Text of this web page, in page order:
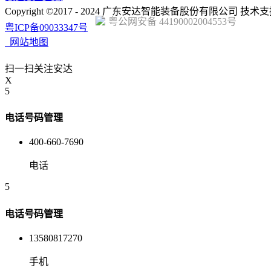
Copyright ©2017 - 2024 广东安达智能装备股份有限公司 技术
粤ICP备09033347号
网站地图
粤公网安备 44190002004553号
扫一扫关注安达
X
5
电话号码管理
400-660-7690
电话
5
电话号码管理
13580817270
手机